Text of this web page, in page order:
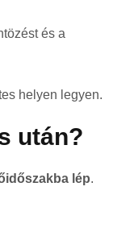
és a
helyen legyen.
után?
lép.